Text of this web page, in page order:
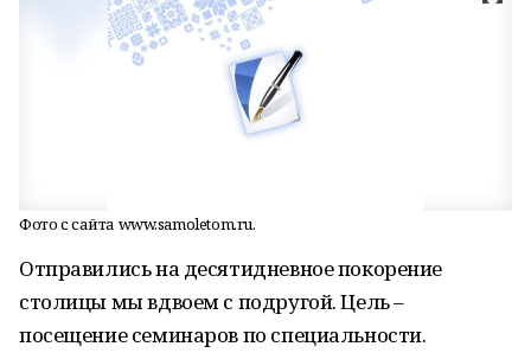
Фото с сайта www.samoletom.ru.
Отправились на десятидневное покорение
столицы мы вдвоем с подругой. Цель –
посещение семинаров по специальности.